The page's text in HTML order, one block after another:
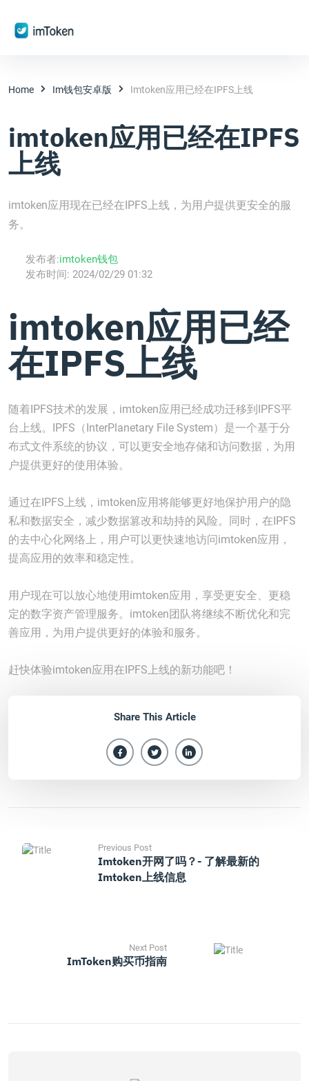
Home Im钱包安卓版 Imtoken应用已经在IPFS上线
imtoken应用已经在IPFS
上线
imtoken应用现在已经在IPFS上线，为用户提供更安全的服
务。
发布者:imtoken钱包
发布时间: 2024/02/29 01:32
imtoken应用已经
在IPFS上线
随着IPFS技术的发展，imtoken应用已经成功迁移到IPFS平
台上线。IPFS（InterPlanetary File System）是一个基于分
布式文件系统的协议，可以更安全地存储和访问数据，为用
户提供更好的使用体验。
通过在IPFS上线，imtoken应用将能够更好地保护用户的隐
私和数据安全，减少数据篡改和劫持的风险。同时，在IPFS
的去中心化网络上，用户可以更快速地访问imtoken应用，
提高应用的效率和稳定性。
用户现在可以放心地使用imtoken应用，享受更安全、更稳
定的数字资产管理服务。imtoken团队将继续不断优化和完
善应用，为用户提供更好的体验和服务。
赶快体验imtoken应用在IPFS上线的新功能吧！
Share This Article
Previous Post
Imtoken开网了吗？- 了解最新的
Imtoken上线信息
Next Post
ImToken购买币指南